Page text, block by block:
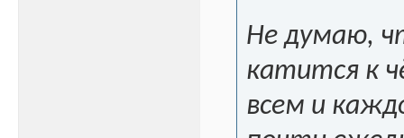
Не думаю,
катится к
всем и